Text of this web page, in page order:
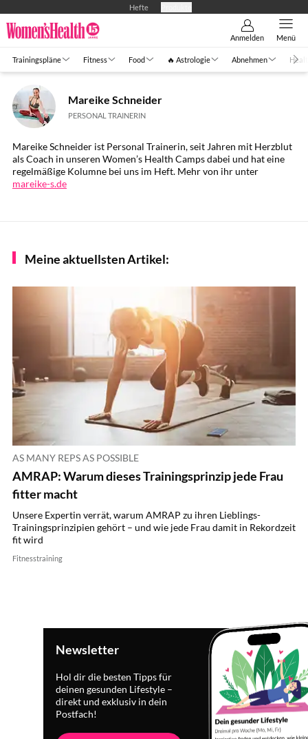
Hefte
Anmelden Menü
Trainingspläne Fitness Food 🔥 Astrologie Abnehmen
Mareike Schneider
PERSONAL TRAINERIN
Mareike Schneider ist Personal Trainerin, seit Jahren mit Herzblut
als Coach in unseren Women’s Health Camps dabei und hat eine
regelmäßige Kolumne bei uns im Heft. Mehr von ihr unter
mareike-s.de
Meine aktuellsten Artikel:
AS MANY REPS AS POSSIBLE
AMRAP: Warum dieses Trainingsprinzip jede Frau
fitter macht
Unsere Expertin verrät, warum AMRAP zu ihren Lieblings-
Trainingsprinzipien gehört – und wie jede Frau damit in Rekordzeit
fit wird
Fitnesstraining
Newsletter
Hol dir die besten Tipps für
deinen gesunden Lifestyle –
direkt und exklusiv in dein
Postfach!